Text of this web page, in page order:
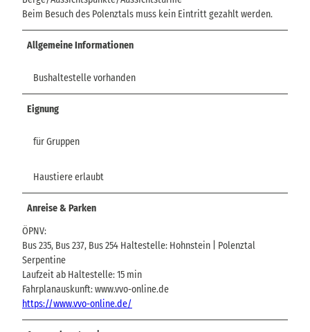
Beim Besuch des Polenztals muss kein Eintritt gezahlt werden.
Allgemeine Informationen
Bushaltestelle vorhanden
Eignung
für Gruppen
Haustiere erlaubt
Anreise & Parken
ÖPNV:
Bus 235, Bus 237, Bus 254 Haltestelle: Hohnstein | Polenztal
Serpentine
Laufzeit ab Haltestelle: 15 min
Fahrplanauskunft: www.vvo-online.de
https://www.vvo-online.de/